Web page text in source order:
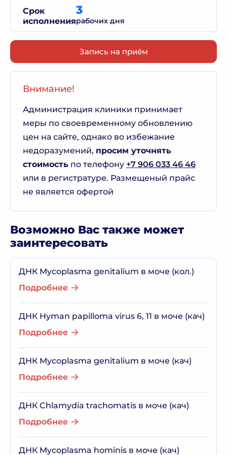
Срок
исполнения
3
рабочих дня
Запись на приём
Внимание!
Администрация клиники принимает
меры по своевременному обновлению
цен на сайте, однако во избежание
недоразумений, просим уточнять
стоимость по телефону +7 906 033 46 46
или в регистратуре. Размещеный прайс
не является офертой
Возможно Вас также может
заинтересовать
ДНК Mycoplasma genitalium в моче (кол.)
Подробнее
ДНК Hyman papilloma virus 6, 11 в моче (кач)
Подробнее
ДНК Mycoplasma genitalium в моче (кач)
Подробнее
ДНК Chlamydia trachomatis в моче (кач)
Подробнее
ДНК Mycoplasma hominis в моче (кач)